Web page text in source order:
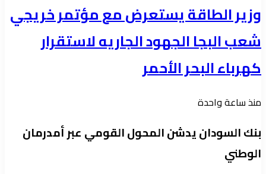
وزير الطاقة يستعرض مع مؤتمر خريجي
شعب البجا الجهود الجاريه لاستقرار
كهرباء البحر الأحمر
منذ ساعة واحدة
بنك السودان يدشن المحول القومي عبر أمدرمان
الوطني